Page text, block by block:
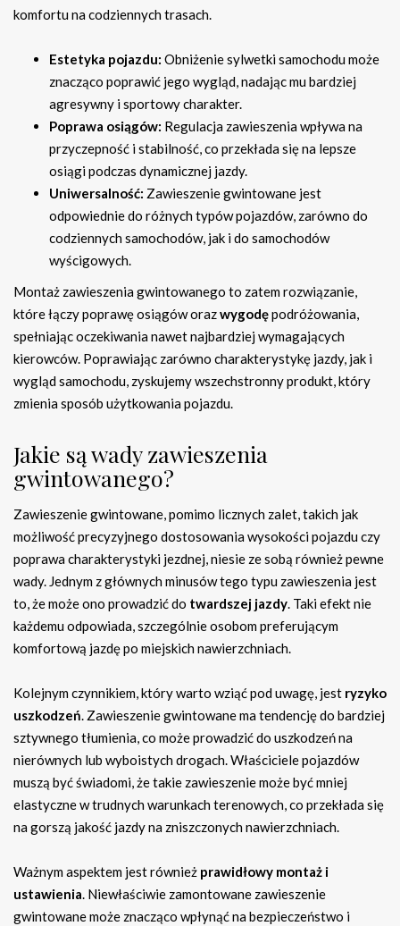
komfortu na codziennych trasach.
Estetyka pojazdu: Obniżenie sylwetki samochodu może
znacząco poprawić jego wygląd, nadając mu bardziej
agresywny i sportowy charakter.
Poprawa osiągów: Regulacja zawieszenia wpływa na
przyczepność i stabilność, co przekłada się na lepsze
osiągi podczas dynamicznej jazdy.
Uniwersalność: Zawieszenie gwintowane jest
odpowiednie do różnych typów pojazdów, zarówno do
codziennych samochodów, jak i do samochodów
wyścigowych.
Montaż zawieszenia gwintowanego to zatem rozwiązanie,
które łączy poprawę osiągów orazwygodępodróżowania,
spełniając oczekiwania nawet najbardziej wymagających
kierowców. Poprawiając zarówno charakterystykę jazdy, jak i
wygląd samochodu, zyskujemy wszechstronny produkt, który
zmienia sposób użytkowania pojazdu.
Jakie są wady zawieszenia
gwintowanego?
Zawieszenie gwintowane, pomimo licznych zalet, takich jak
możliwość precyzyjnego dostosowania wysokości pojazdu czy
poprawa charakterystyki jezdnej, niesie ze sobą również pewne
wady. Jednym z głównych minusów tego typu zawieszenia jest
to, że może ono prowadzić do twardszej jazdy. Taki efekt nie
każdemu odpowiada, szczególnie osobom preferującym
komfortową jazdę po miejskich nawierzchniach.
Kolejnym czynnikiem, który warto wziąć pod uwagę, jest ryzyko
uszkodzeń. Zawieszenie gwintowane ma tendencję do bardziej
sztywnego tłumienia, co może prowadzić do uszkodzeń na
nierównych lub wyboistych drogach. Właściciele pojazdów
muszą być świadomi, że takie zawieszenie może być mniej
elastyczne w trudnych warunkach terenowych, co przekłada się
na gorszą jakość jazdy na zniszczonych nawierzchniach.
Ważnym aspektem jest również prawidłowy montaż i
ustawienia. Niewłaściwie zamontowane zawieszenie
gwintowane może znacząco wpłynąć na bezpieczeństwo i